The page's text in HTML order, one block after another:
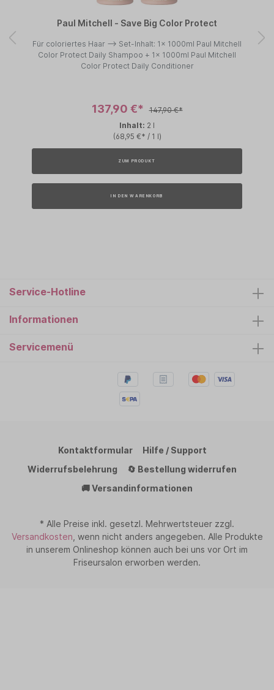
Paul Mitchell - Save Big Color Protect
Für coloriertes Haar --> Set-Inhalt: 1x 1000ml Paul Mitchell
Color Protect Daily Shampoo + 1x 1000ml Paul Mitchell
Color Protect Daily Conditioner
137,90 €*
147,90 €*
Inhalt: 2 l
(68,95 €* / 1 l)
ZUM PRODUKT
IN DEN WARENKORB
Service-Hotline
Informationen
Servicemenü
Kontaktformular
Hilfe / Support
Widerrufsbelehrung
🔄 Bestellung widerrufen
🚚 Versandinformationen
* Alle Preise inkl. gesetzl. Mehrwertsteuer zzgl.
Versandkosten , wenn nicht anders angegeben. Alle Produkte
in unserem Onlineshop können auch bei uns vor Ort im
Friseursalon erworben werden.